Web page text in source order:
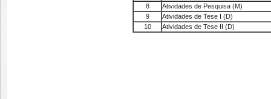
8
Atividades de Pesquisa (M)
9
Atividades de Tese I (D)
10
Atividades de Tese II (D)